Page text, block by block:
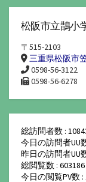
松阪市立鵲小
〒515-2103
三重県松阪市
0598-56-3122
0598-56-6278
総訪問者数 :
今日の訪問者UU
昨日の訪問者UU
総閲覧数 : 603186
今日の閲覧PV数 :